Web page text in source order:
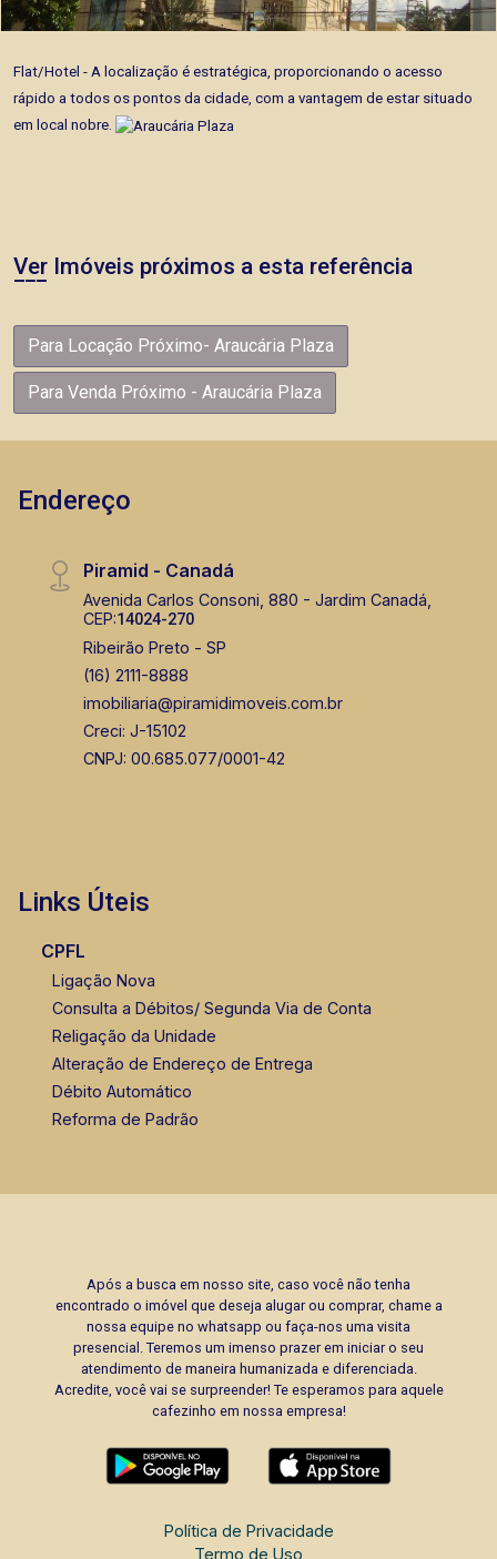
Flat/Hotel - A localização é estratégica, proporcionando o acesso
rápido a todos os pontos da cidade, com a vantagem de estar situado
em local nobre.
Ver Imóveis próximos a esta referência
Para Locação Próximo- Araucária Plaza
Para Venda Próximo - Araucária Plaza
Endereço
Piramid - Canadá
Avenida Carlos Consoni, 880 - Jardim Canadá,
CEP:14024-270
Ribeirão Preto - SP
(16) 2111-8888
imobiliaria@piramidimoveis.com.br
Creci: J-15102
CNPJ: 00.685.077/0001-42
Links Úteis
CPFL
Ligação Nova
Consulta a Débitos/ Segunda Via de Conta
Religação da Unidade
Alteração de Endereço de Entrega
Débito Automático
Reforma de Padrão
Após a busca em nosso site, caso você não tenha
encontrado o imóvel que deseja alugar ou comprar, chame a
nossa equipe no whatsapp ou faça-nos uma visita
presencial. Teremos um imenso prazer em iniciar o seu
atendimento de maneira humanizada e diferenciada.
Acredite, você vai se surpreender! Te esperamos para aquele
cafezinho em nossa empresa!
Política de Privacidade
Termo de Uso